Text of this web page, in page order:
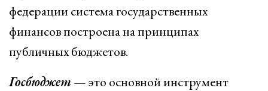
федерации система государственных
финансов построена на принципах
публичных бюджетов.
Госбюджет — это основной инструмент